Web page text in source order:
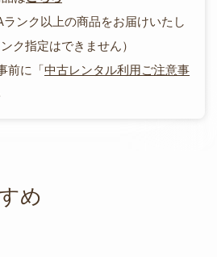
ンク以上の商品をお届けいたし
ク指定はできません）
前に「中古レンタル利用ご注意事
め